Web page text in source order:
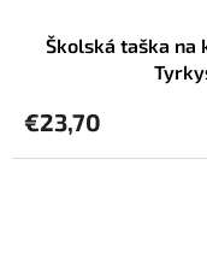
Školská taška na
€23,70